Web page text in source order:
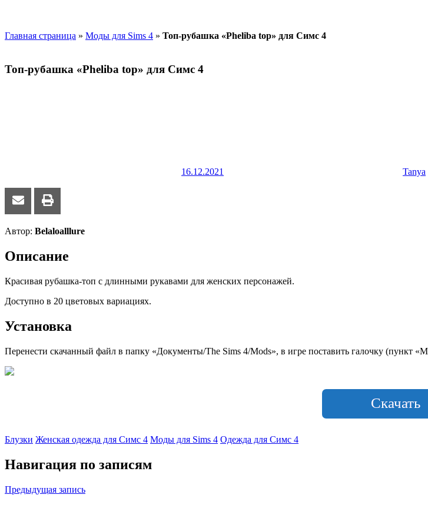
Главная страница » Моды для Sims 4 » Топ-рубашка «Pheliba top» для Симс 4
Топ-рубашка «Pheliba top» для Симс 4
16.12.2021 Tanya
Автор: Belaloalllure
Описание
Красивая рубашка-топ с длинными рукавами для женских персонажей.
Доступно в 20 цветовых вариациях.
Установка
Перенести скачанный файл в папку «Документы/The Sims 4/Mods», в игре поставить галочку (пункт
Скачать
Блузки Женская одежда для Симс 4 Моды для Sims 4 Одежда для Симс 4
Навигация по записям
Предыдущая запись